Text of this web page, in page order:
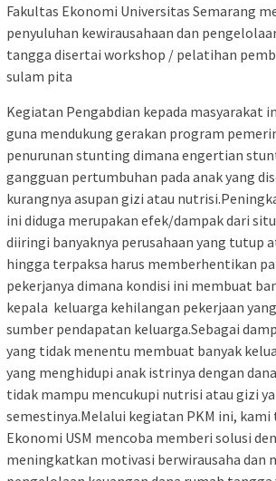
Fakultas Ekonomi Universitas Semarang
penyuluhan kewirausahaan dan
tangga disertai workshop / pelatihan
sulam pita
Kegiatan Pengabdian kepada masyarakat
guna mendukung gerakan program
penurunan stunting dimana engertian
gangguan pertumbuhan pada anak yang
kurangnya asupan gizi atau
ini diduga merupakan efek/dampak dari
diiringi banyaknya perusahaan yang tutup
hingga terpaksa harus memberhentikan
pekerjanya dimana kondisi ini membuat
kepala keluarga kehilangan pekerjaan
sumber pendapatan keluarga.Sebagai
yang tidak menentu membuat banyak
yang menghidupi anak istrinya dengan
tidak mampu mencukupi nutrisi atau gizi
semestinya.Melalui kegiatan PKM ini, kami
Ekonomi USM mencoba memberi solusi
meningkatkan motivasi berwirausaha dan